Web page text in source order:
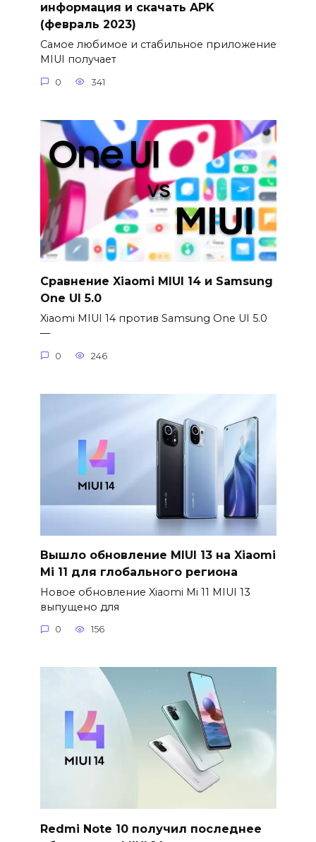
информация и скачать APK
(февраль 2023)
Самое любимое и стабильное приложение
MIUI получает
0 341
Сравнение Xiaomi MIUI 14 и Samsung
One UI 5.0
Xiaomi MIUI 14 против Samsung One UI 5.0
—
0 246
Вышло обновление MIUI 13 на Xiaomi
Mi 11 для глобального региона
Новое обновление Xiaomi Mi 11 MIUI 13
выпущено для
0 156
Redmi Note 10 получил последнее